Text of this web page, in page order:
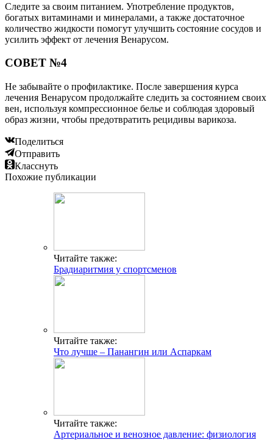
Следите за своим питанием. Употребление продуктов,
богатых витаминами и минералами, а также достаточное
количество жидкости помогут улучшить состояние сосудов и
усилить эффект от лечения Венарусом.
СОВЕТ №4
Не забывайте о профилактике. После завершения курса
лечения Венарусом продолжайте следить за состоянием своих
вен, используя компрессионное белье и соблюдая здоровый
образ жизни, чтобы предотвратить рецидивы варикоза.
Поделиться
Отправить
Класснуть
Похожие публикации
Читайте также:
Брадиаритмия у спортсменов
Читайте также:
Что лучше – Панангин или Аспаркам
Читайте также:
Артериальное и венозное давление: физиология